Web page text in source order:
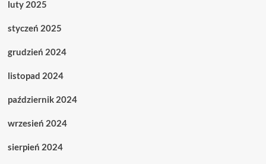
luty 2025
styczeń 2025
grudzień 2024
listopad 2024
październik 2024
wrzesień 2024
sierpień 2024